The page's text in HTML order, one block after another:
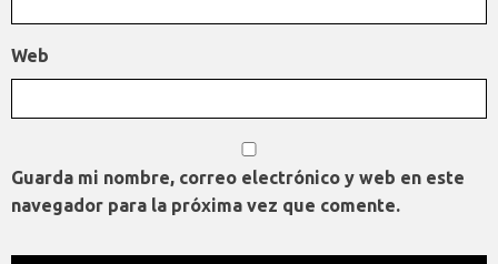
Web
Guarda mi nombre, correo electrónico y web en este
navegador para la próxima vez que comente.